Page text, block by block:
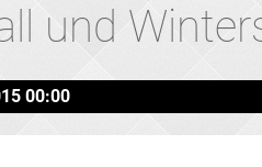
und
00:00